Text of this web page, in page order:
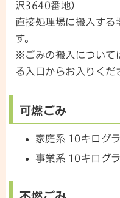
沢3640番地）
直接処理場に搬入する
す。
※ごみの搬入について
る入口からお入りくだ
可燃ごみ
家庭系 10キログ
事業系 10キログ